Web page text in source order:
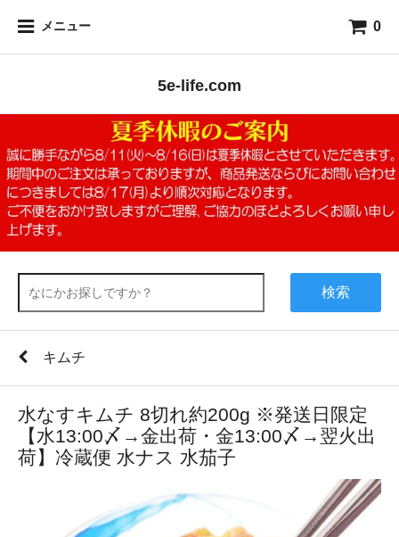
メニュー 0
5e-life.com
検索
キムチ
水なすキムチ 8切れ約200g ※発送日限定
【水13:00〆→金出荷・金13:00〆→翌火出
荷】冷蔵便 水ナス 水茄子